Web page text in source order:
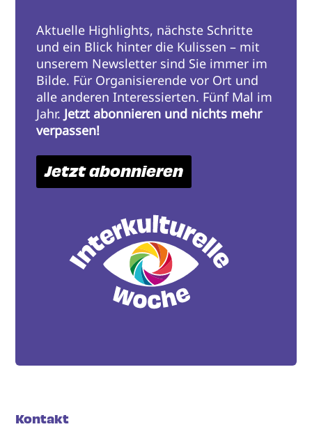
Aktuelle Highlights, nächste Schritte
und ein Blick hinter die Kulissen – mit
unserem Newsletter sind Sie immer im
Bilde. Für Organisierende vor Ort und
alle anderen Interessierten. Fünf Mal im
Jahr. Jetzt abonnieren und nichts mehr
verpassen!
Jetzt abonnieren
Kontakt